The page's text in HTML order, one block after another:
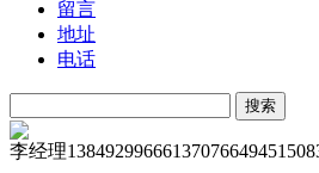
留言
地址
电话
李经理1384929966613707664945